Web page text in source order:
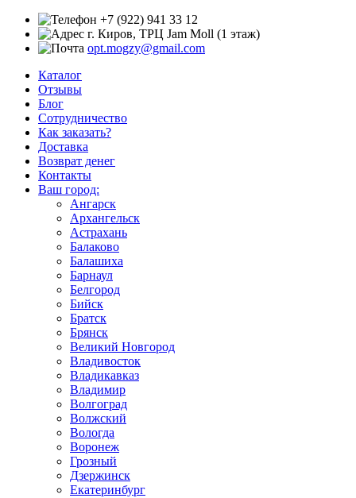
+7 (922) 941 33 12
г. Киров, ТРЦ Jam Moll (1 этаж)
opt.mogzy@gmail.com
Каталог
Отзывы
Блог
Сотрудничество
Как заказать?
Доставка
Возврат денег
Контакты
Ваш город:
Ангарск
Архангельск
Астрахань
Балаково
Балашиха
Барнаул
Белгород
Бийск
Братск
Брянск
Великий Новгород
Владивосток
Владикавказ
Владимир
Волгоград
Волжский
Вологда
Воронеж
Грозный
Дзержинск
Екатеринбург